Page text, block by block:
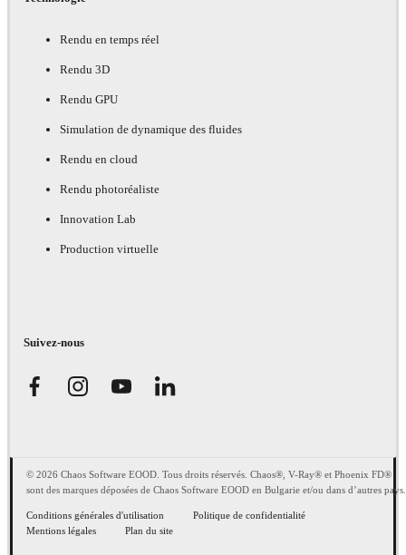
Rendu en temps réel
Rendu 3D
Rendu GPU
Simulation de dynamique des fluides
Rendu en cloud
Rendu photoréaliste
Innovation Lab
Production virtuelle
Suivez-nous
© 2026 Chaos Software EOOD. Tous droits réservés. Chaos®, V-Ray® et Phoenix FD®
sont des marques déposées de Chaos Software EOOD en Bulgarie et/ou dans d’autres pays.
Conditions générales d'utilisation
Politique de confidentialité
Mentions légales
Plan du site